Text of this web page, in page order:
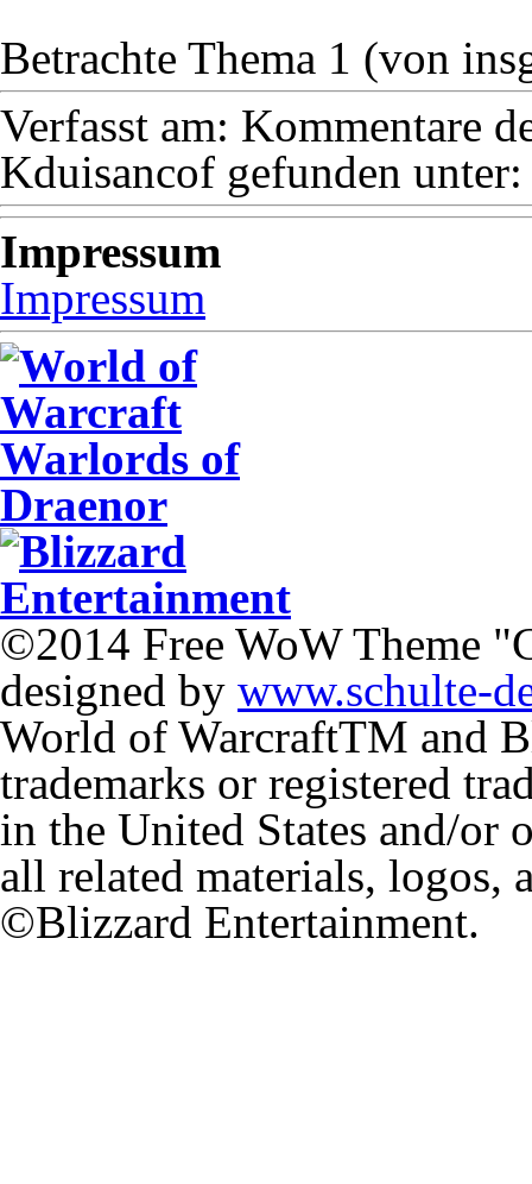
Betrachte Thema 1 (von
Verfasst am: Kommentare
Kduisancof gefunden
Impressum
Impressum
©2014 Free WoW Theme "
designed by www.schulte-
World of WarcraftTM and
trademarks or registered
in the United States and/or
all related materials, logos,
©Blizzard Entertainment.